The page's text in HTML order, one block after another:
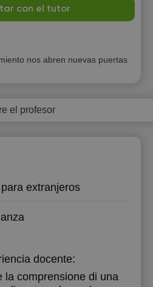
con el tutor
nos abren nuevas puertas
el profesor
extranjeros
docente:
la comprensione di una
Sa
8
9